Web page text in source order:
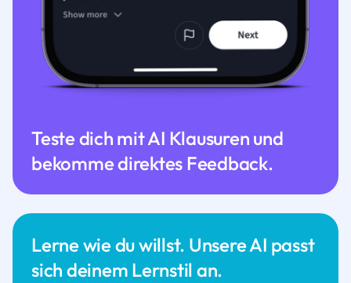
Lerne wie du willst. Unsere AI passt
sich deinem Lernstil an.
Teste dich mit AI Klausuren und
bekomme direktes Feedback.